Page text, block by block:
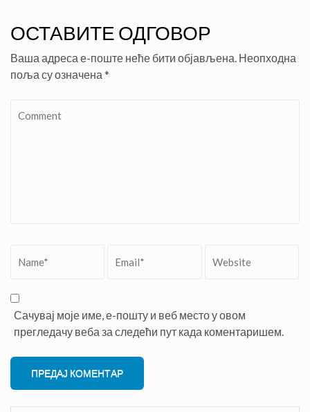
ОСТАВИТЕ ОДГОВОР
Ваша адреса е-поште неће бити објављена. Неопходна
поља су означена *
Сачувај моје име, е-пошту и веб место у овом
прегледачу веба за следећи пут када коментаришем.